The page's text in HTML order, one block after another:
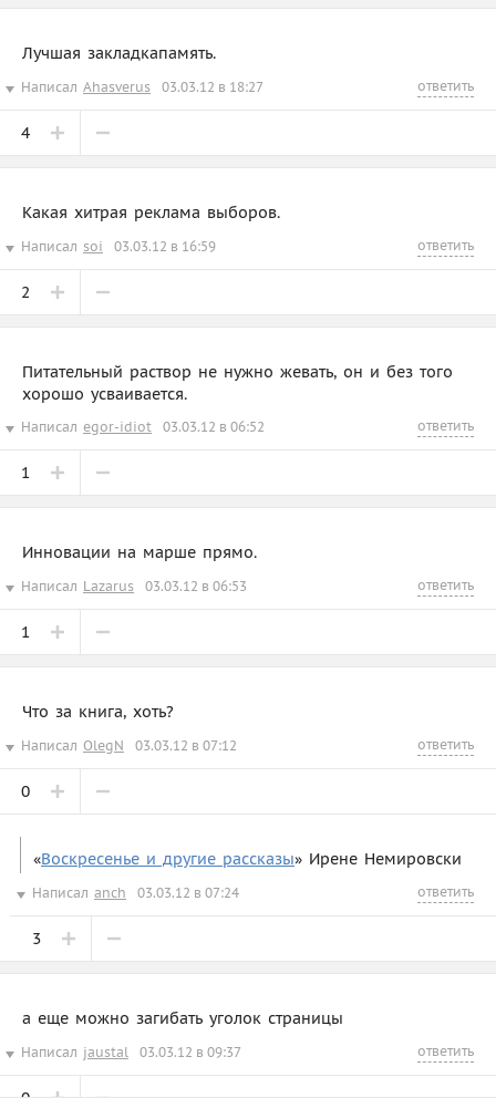
Лучшая закладкапамять.
Написал Ahasverus 03.03.12 в 18:27 ответить
4
Какая хитрая реклама выборов.
Написал soi 03.03.12 в 16:59 ответить
2
Питательный раствор не нужно жевать, он и без того
хорошо усваивается.
Написал egor-idiot 03.03.12 в 06:52 ответить
1
Инновации на марше прямо.
Написал Lazarus 03.03.12 в 06:53 ответить
1
Что за книга, хоть?
Написал OlegN 03.03.12 в 07:12 ответить
0
«Воскресенье и другие рассказы» Ирене Немировски
Написал anch 03.03.12 в 07:24 ответить
3
а еще можно загибать уголок страницы
Написал jaustal 03.03.12 в 09:37 ответить